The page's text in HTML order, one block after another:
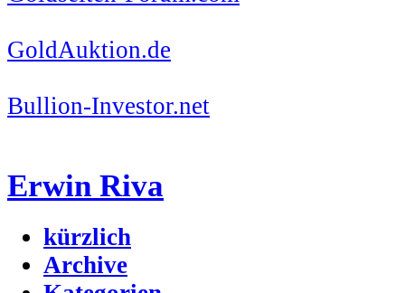
GoldAuktion.de
Bullion-Investor.net
Erwin Riva
kürzlich
Archive